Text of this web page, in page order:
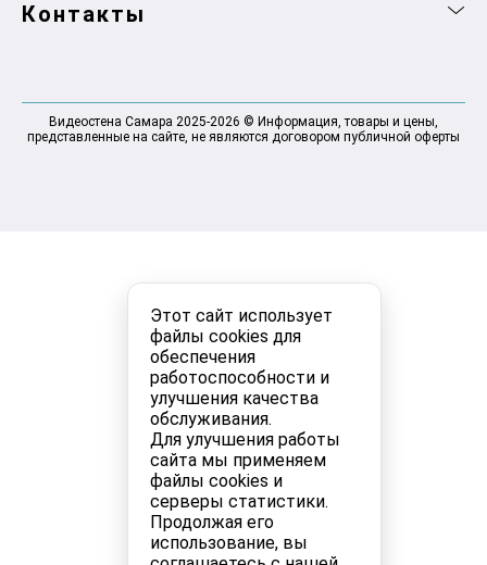
Этот сайт использует
файлы cookies для
обеспечения
работоспособности и
улучшения качества
обслуживания.
Для улучшения работы
сайта мы применяем
файлы cookies и
серверы статистики.
Продолжая его
использование, вы
Контакты
Видеостена Самара 2025-2026 © Информация, товары и цены,
представленные на сайте, не являются договором публичной оферты